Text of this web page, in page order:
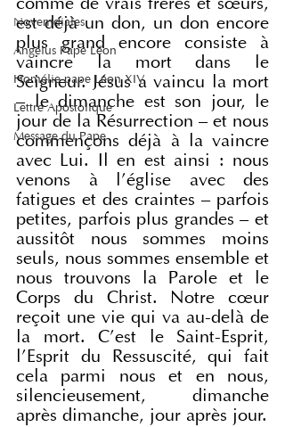
Novemdiales
Angelus Pape Léon
Homélie pape Léon XIV
Lettre Apostolique
Message du Pape
comme de vrais frères et sœurs,
est déjà un don, un don encore
plus grand encore consiste à
vaincre la mort dans le
Seigneur. Jésus a vaincu la mort
– le dimanche est son jour, le
jour de la Résurrection – et nous
commençons déjà à la vaincre
avec Lui. Il en est ainsi : nous
venons à l'église avec des
fatigues et des craintes – parfois
petites, parfois plus grandes – et
aussitôt nous sommes moins
seuls, nous sommes ensemble et
nous trouvons la Parole et le
Corps du Christ. Notre cœur
reçoit une vie qui va au-delà de
la mort. C'est le Saint-Esprit,
l'Esprit du Ressuscité, qui fait
cela parmi nous et en nous,
silencieusement, dimanche
après dimanche, jour après jour.